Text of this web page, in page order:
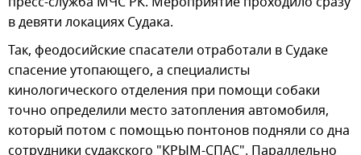
в девяти локациях Судака.
Так, феодосийские спасатели отработали в Судаке
спасение утопающего, а специалисты
кинологического отделения при помощи собаки
точно определили место затопления автомобиля,
который потом с помощью понтонов подняли со дна
сотрудники судакского "КРЫМ-СПАС". Параллельно